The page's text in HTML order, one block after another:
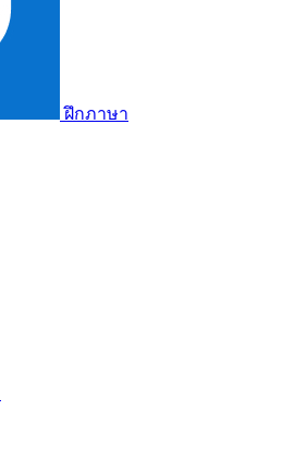
ฝึกภาษา